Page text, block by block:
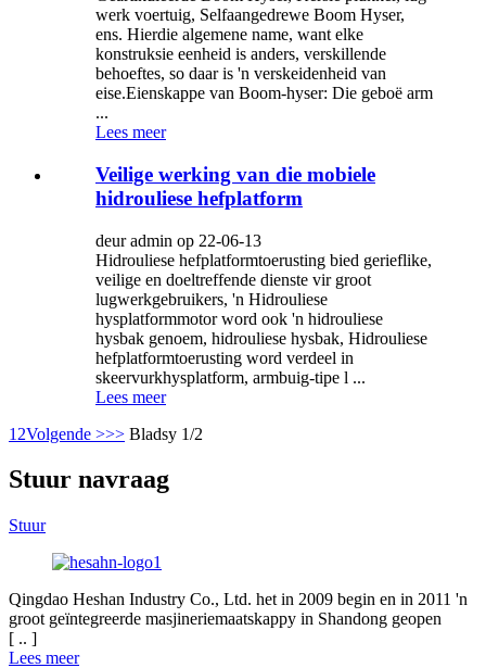
werk voertuig, Selfaangedrewe Boom Hyser,
ens. Hierdie algemene name, want elke
konstruksie eenheid is anders, verskillende
behoeftes, so daar is 'n verskeidenheid van
eise.Eienskappe van Boom-hyser: Die geboë arm
...
Lees meer
Veilige werking van die mobiele
hidrouliese hefplatform
deur admin op 22-06-13
Hidrouliese hefplatformtoerusting bied gerieflike,
veilige en doeltreffende dienste vir groot
lugwerkgebruikers, 'n Hidrouliese
hysplatformmotor word ook 'n hidrouliese
hysbak genoem, hidrouliese hysbak, Hidrouliese
hefplatformtoerusting word verdeel in
skeervurkhysplatform, armbuig-tipe l ...
Lees meer
1 2Volgende >>> Bladsy 1/2
Stuur navraag
Stuur
Qingdao Heshan Industry Co., Ltd. het in 2009 begin en in 2011 'n
groot geïntegreerde masjineriemaatskappy in Shandong geopen
[ .. ]
Lees meer